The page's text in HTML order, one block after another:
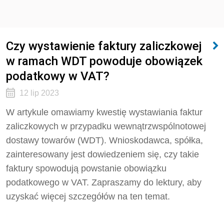
Czy wystawienie faktury zaliczkowej
w ramach WDT powoduje obowiązek
podatkowy w VAT?
12 lip 2023
W artykule omawiamy kwestię wystawiania faktur
zaliczkowych w przypadku wewnątrzwspólnotowej
dostawy towarów (WDT). Wnioskodawca, spółka,
zainteresowany jest dowiedzeniem się, czy takie
faktury spowodują powstanie obowiązku
podatkowego w VAT. Zapraszamy do lektury, aby
uzyskać więcej szczegółów na ten temat.